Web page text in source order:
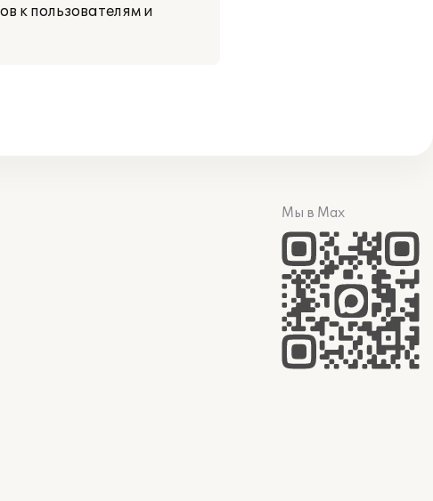
к пользователям и
Мы в Max